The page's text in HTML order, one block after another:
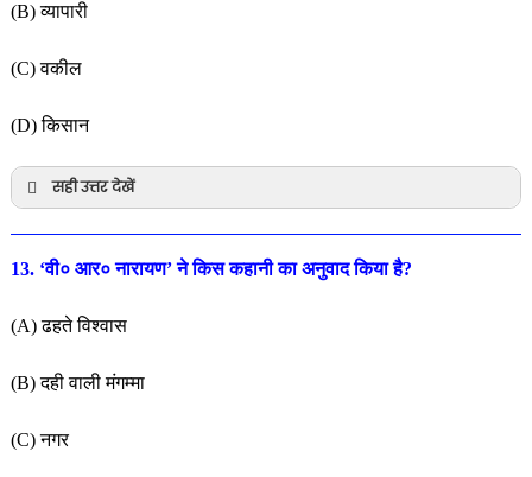
(B) व्यापारी
(C) वकील
(D) किसान
सही उत्तर देखें
13. ‘वी० आर० नारायण’ ने किस कहानी का अनुवाद किया है?
(A) ढहते विश्वास
(B) दही वाली मंगम्मा
(C) नगर